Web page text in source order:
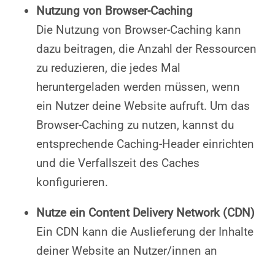
Nutzung von Browser-Caching
Die Nutzung von Browser-Caching kann
dazu beitragen, die Anzahl der Ressourcen
zu reduzieren, die jedes Mal
heruntergeladen werden müssen, wenn
ein Nutzer deine Website aufruft. Um das
Browser-Caching zu nutzen, kannst du
entsprechende Caching-Header einrichten
und die Verfallszeit des Caches
konfigurieren.
Nutze ein Content Delivery Network (CDN)
Ein CDN kann die Auslieferung der Inhalte
deiner Website an Nutzer/innen an